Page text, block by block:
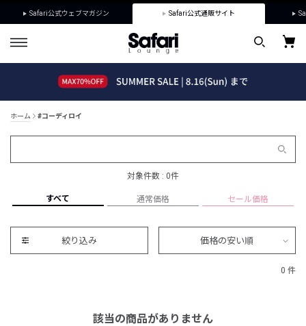
Safari公式ウェブマガジン Safari公式通販サイト
ホーム #コーディロイ
対象件数 : 0件
すべて 通常価格 セール価格
絞り込み 価格の安い順
0 件
該当の商品がありません